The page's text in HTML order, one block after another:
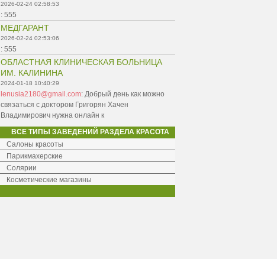
2026-02-24 02:58:53
: 555
МЕДГАРАНТ
2026-02-24 02:53:06
: 555
ОБЛАСТНАЯ КЛИНИЧЕСКАЯ БОЛЬНИЦА
ИМ. КАЛИНИНА
2024-01-18 10:40:29
lenusia2180@gmail.com: Добрый день как можно
связаться с доктором Григорян Хачен
Владимирович нужна онлайн к
ВСЕ ТИПЫ ЗАВЕДЕНИЙ РАЗДЕЛА КРАСОТА
Салоны красоты
Парикмахерские
Солярии
Косметические магазины